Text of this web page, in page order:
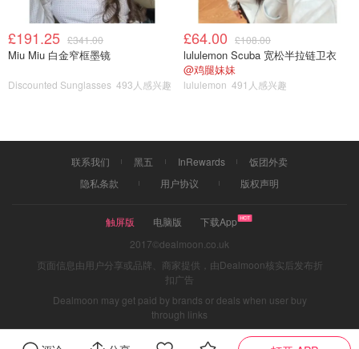
£191.25 £341.00
Miu Miu 白金窄框墨镜
Discounted Sunglasses 493人感兴趣
£64.00 £108.00
lululemon Scuba 宽松半拉链卫衣
@鸡腿妹妹
lululemon 491人感兴趣
联系我们 黑五 InRewards
饭团外卖
隐私条款
用户协议 版权声明
触屏版 电脑版
下载App
2017©dealmoon.co.uk
页面信息由用户分享或品牌、商家提供，由Dealmoon核实后发布折
扣广告
Dealmoon may get paid by brands or deals when user buy
through links